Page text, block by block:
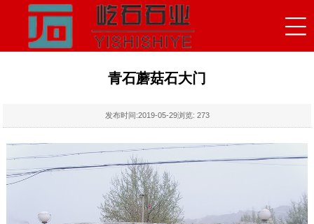
青石蘑菇石大门
发布时间:2019-05-29浏览: 273